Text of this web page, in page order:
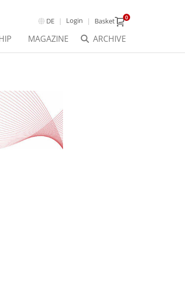
DE Login Basket 0
ARCHIVE
MAGAZINE